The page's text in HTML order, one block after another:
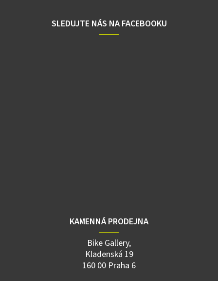
SLEDUJTE NÁS NA FACEBOOKU
KAMENNÁ PRODEJNA
Bike Gallery,
Kladenská 19
160 00 Praha 6